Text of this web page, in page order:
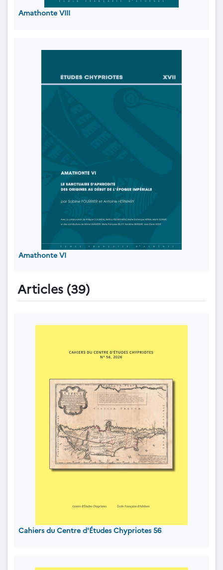
Amathonte VIII
Amathonte VI
Articles (39)
Cahiers du Centre d'Études Chypriotes 56